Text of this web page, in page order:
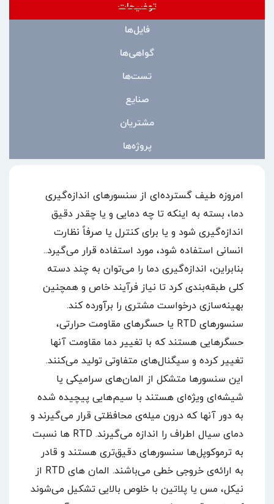
توضیحات
فایل‌ها
گواهی‌ها
تست‌ها
صنایع
مشتریان
پروژه‌ها
امروزه طیف گسترده‌ای از سنسورهای اندازه‌گیری
دما، بسته به اینکه تا چه دمایی و یا چقدر دقیق
اندازه‌گیری شود و یا برای کنترل یا صرفاً نظارت
انسانی استفاده شود، مورد استفاده قرار می‌گیرد..
بنابراین، اندازه‌گیری دما را می‌توان به چند دسته
کلی طبقه‌بندی کرد تا نیاز فرآیند خاص و همچنین
بهینه‌سازی درخواست مشتری را برآورده کند.
سنسورهای RTD یا حسگرهای مقاومت حرارتی،
حسگرهایی هستند که با تغییر دما مقاومت آنها
تغییر کرده و سیگنال‌های متفاوتی تولید می‌کنند.
این سنسورها متشکل از المان‌های سرامیکی یا
شیشه‌ای ویژه‌ای هستند با سیم‌هایی پیچیده شده
به دور آنها که درون میله‌ی محافظتی قرار می‌گیرند و
دمای سیال اطراف را اندازه می‌گیرند. RTD ها نسبت
به ترموکوپل‌ها سنسورهای دقیق‌تری هستند و قادر
به ارائه‌ی خروجی خطی می‌باشند. المان های RTD از
نیکل، مس یا پلاتین با خلوص بالایی تشکیل می‌شوند